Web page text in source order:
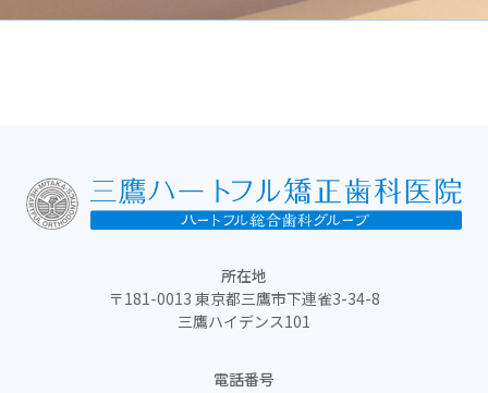
所在地
〒181-0013 東京都三鷹市下連雀3-34-8
三鷹ハイデンス101
電話番号